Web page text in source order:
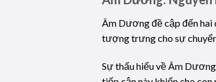
Âm Dương đề cập đến hai
tượng trưng cho sự
Sự thấu hiểu về Âm